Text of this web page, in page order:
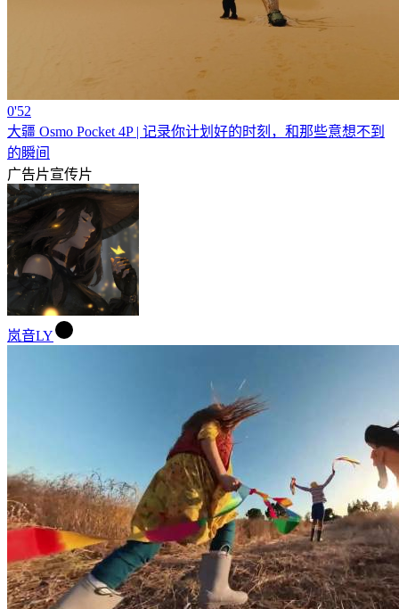
0'52
大疆 Osmo Pocket 4P | 记录你计划好的时刻，和那些意想不到
的瞬间
广告片宣传片
岚音LY